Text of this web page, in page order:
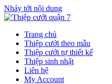
Nhảy tới nội dung
Trang chủ
Thiệp cưới theo mẫu
Thiệp cưới tự thiết kế
Thiệp sinh nhật
Liên hệ
My Account